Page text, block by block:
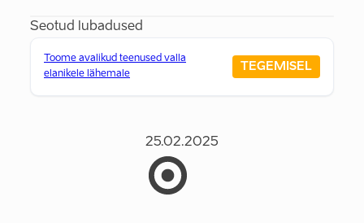
Seotud lubadused
Toome avalikud teenused valla
elanikele lähemale
TEGEMISEL
25.02.2025